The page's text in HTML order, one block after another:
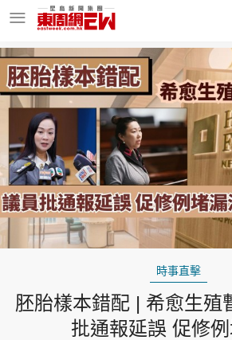
明星名人
東周Ladies
東周食玩通
玄學靈異
時事直擊
胚胎樣本錯配 | 希愈生殖
批通報延誤 促修